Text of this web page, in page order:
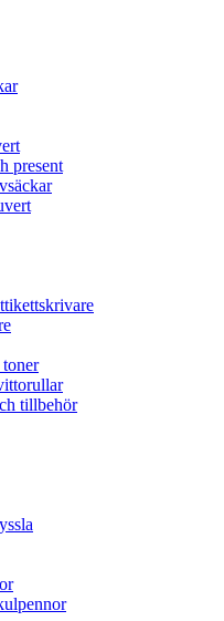
present
tillbehör